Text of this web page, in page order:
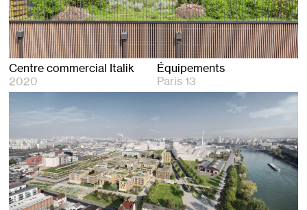
Centre commercial Italik
2020
Équipements
Paris 13